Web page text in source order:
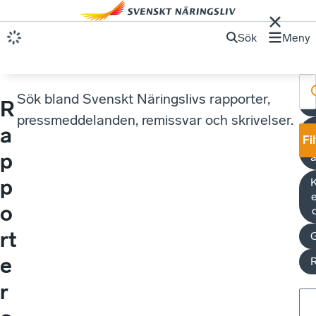
Sök Meny
R
a
p
p
o
rt
e
r
Sök bland Svenskt Näringslivs rapporter,
pressmeddelanden, remissvar och skrivelser.